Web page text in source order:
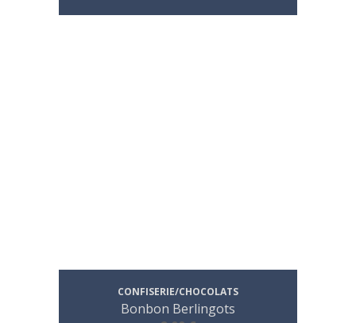
CONFISERIE/CHOCOLATS
Bonbon Berlingots